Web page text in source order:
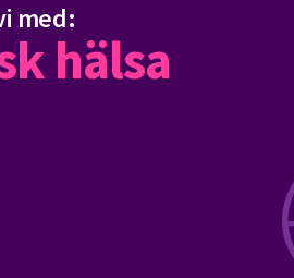
med:
hälsa